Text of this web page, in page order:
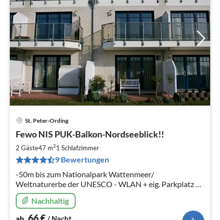
St. Peter-Ording
Fewo NIS PUK-Balkon-Nordseeblick!!
2 Gäste47 m21 Schlafzimmer
9 Bewertungen
-50m bis zum Nationalpark Wattenmeer/
Weltnaturerbe der UNESCO - WLAN + eig. Parkplatz +
Ladesäule in 50m Entfernung -kostenloser Ortsbus
fährt vor der Haustür ab
Nachhaltig
66€